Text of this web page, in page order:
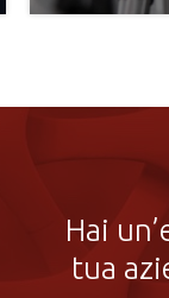
Hai
tua